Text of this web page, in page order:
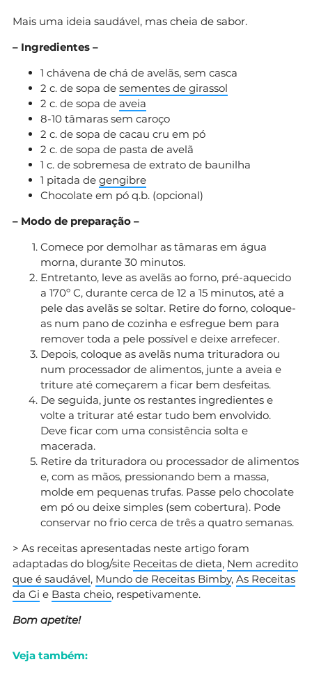
Mais uma ideia saudável, mas cheia de sabor.
– Ingredientes –
1 chávena de chá de avelãs, sem casca
2 c. de sopa de sementes de girassol
2 c. de sopa de aveia
8-10 tâmaras sem caroço
2 c. de sopa de cacau cru em pó
2 c. de sopa de pasta de avelã
1 c. de sobremesa de extrato de baunilha
1 pitada de gengibre
Chocolate em pó q.b. (opcional)
– Modo de preparação –
Comece por demolhar as tâmaras em água
morna, durante 30 minutos.
Entretanto, leve as avelãs ao forno, pré-aquecido
a 170º C, durante cerca de 12 a 15 minutos, até a
pele das avelãs se soltar. Retire do forno, coloque-
as num pano de cozinha e esfregue bem para
remover toda a pele possível e deixe arrefecer.
Depois, coloque as avelãs numa trituradora ou
num processador de alimentos, junte a aveia e
triture até começarem a ficar bem desfeitas.
De seguida, junte os restantes ingredientes e
volte a triturar até estar tudo bem envolvido.
Deve ficar com uma consistência solta e
macerada.
Retire da trituradora ou processador de alimentos
e, com as mãos, pressionando bem a massa,
molde em pequenas trufas. Passe pelo chocolate
em pó ou deixe simples (sem cobertura). Pode
conservar no frio cerca de três a quatro semanas.
> As receitas apresentadas neste artigo foram
adaptadas do blog/site Receitas de dieta, Nem acredito
que é saudável, Mundo de Receitas Bimby, As Receitas
da Gi e Basta cheio, respetivamente.
Bom apetite!
Veja também: